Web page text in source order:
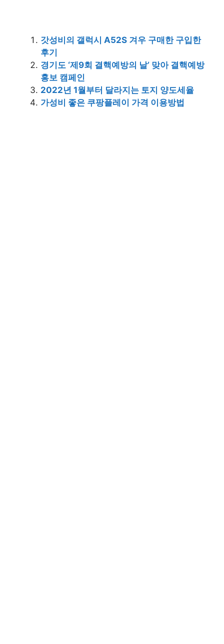
갓성비의 갤럭시 A52S 겨우 구매한 구입한
후기
경기도 ‘제9회 결핵예방의 날’ 맞아 결핵예방
홍보 캠페인
2022년 1월부터 달라지는 토지 양도세율
가성비 좋은 쿠팡플레이 가격 이용방법